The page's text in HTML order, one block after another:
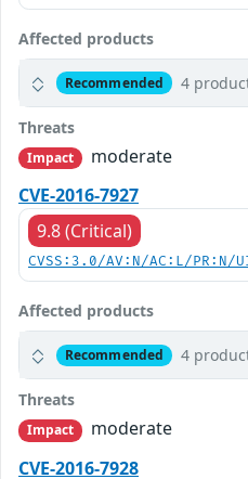
Affected products
Recommended 4
Threats
Impact
moderate
CVE-2016-7927
9.8 (Critical)
CVSS:3.0/AV:N/AC:L/
Affected products
Recommended 4
Threats
Impact
moderate
CVE-2016-7928